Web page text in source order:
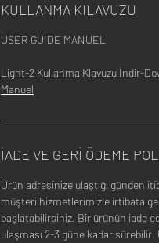
KULLANMA KILAVUZU
USER GUIDE MANUEL
Light-2 Kullanma Klavuzu İndir-
Manuel
İADE VE GERİ ÖDEME
Ürün adresinize ulaştığı günden
müşteri hizmetlerimizle irtibata
başlatabilirsiniz. Bir ürünün iade
ulaşması 2-3 güne kadar